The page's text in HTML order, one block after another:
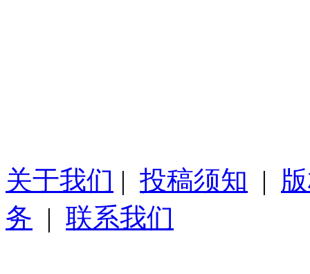
关于我们 | 投稿须知 |
务 | 联系我们